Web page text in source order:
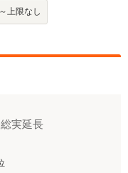
上限なし
実延長